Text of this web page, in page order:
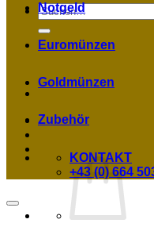
Suchen
nach:
Notgeld
Euromünzen
Goldmünzen
Zubehör
KONTAKT
+43 (0) 664